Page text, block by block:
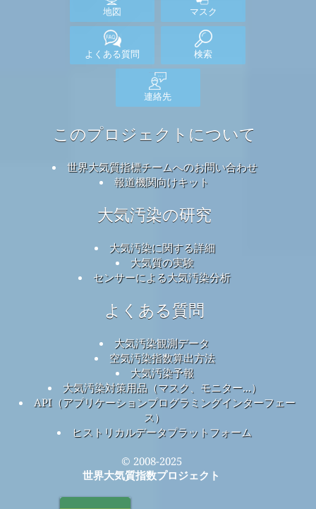
地図 マスク
よくある質問 検索
連絡先
このプロジェクトについて
世界大気質指標チームへのお問い合わせ
報道機関向けキット
大気汚染の研究
大気汚染に関する詳細
大気質の実験
センサーによる大気汚染分析
よくある質問
大気汚染観測データ
空気汚染指数算出方法
大気汚染予報
大気汚染対策用品（マスク、モニター...）
API（アプリケーションプログラミングインターフェー
ス）
ヒストリカルデータプラットフォーム
© 2008-2025
世界大気質指数プロジェクト